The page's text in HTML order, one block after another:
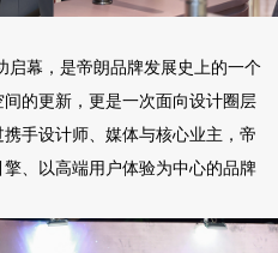
启幕，是帝朗品牌发展史上的一个
的更新，更是一次面向设计圈层
手设计师、媒体与核心业主，帝
、以高端用户体验为中心的品牌